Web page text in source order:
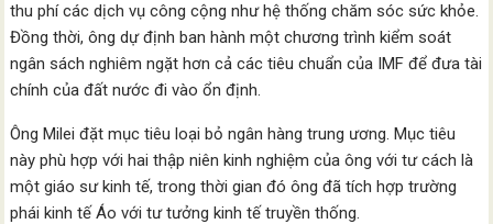
thu phí các dịch vụ công cộng như hệ thống chăm sóc sức khỏe.
Đồng thời, ông dự định ban hành một chương trình kiểm soát
ngân sách nghiêm ngặt hơn cả các tiêu chuẩn của IMF để đưa tài
chính của đất nước đi vào ổn định.
Ông Milei đặt mục tiêu loại bỏ ngân hàng trung ương. Mục tiêu
này phù hợp với hai thập niên kinh nghiệm của ông với tư cách là
một giáo sư kinh tế, trong thời gian đó ông đã tích hợp trường
phái kinh tế Áo với tư tưởng kinh tế truyền thống.